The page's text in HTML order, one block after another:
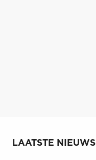
LAATSTE NIEUWS